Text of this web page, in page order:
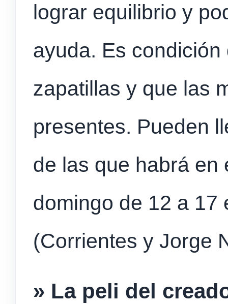
lograr equilibrio y
ayuda. Es
zapatillas y que las
presentes. Pueden
de las que habrá en
domingo de 12 a 17
(Corrientes y Jorge
» La peli del